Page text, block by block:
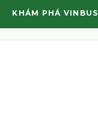
KHÁM PHÁ VINBUS